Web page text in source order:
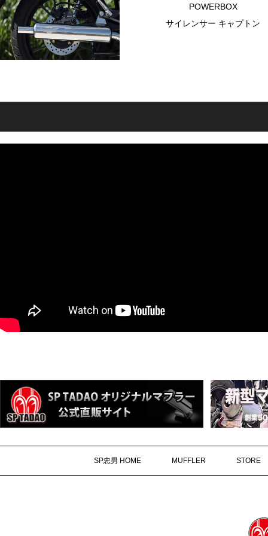
POWERBOX
サイレンサー キャプトン
SP忠男 HOME MUFFLER STORE